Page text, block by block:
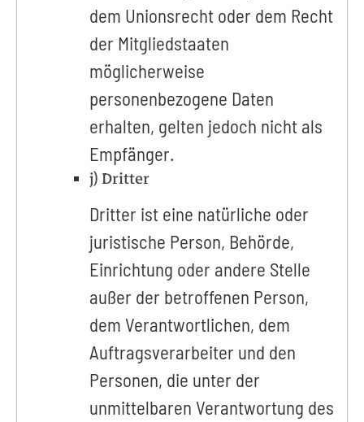
dem Unionsrecht oder dem Recht
der Mitgliedstaaten
möglicherweise
personenbezogene Daten
erhalten, gelten jedoch nicht als
Empfänger.
j) Dritter
Dritter ist eine natürliche oder
juristische Person, Behörde,
Einrichtung oder andere Stelle
außer der betroffenen Person,
dem Verantwortlichen, dem
Auftragsverarbeiter und den
Personen, die unter der
unmittelbaren Verantwortung des